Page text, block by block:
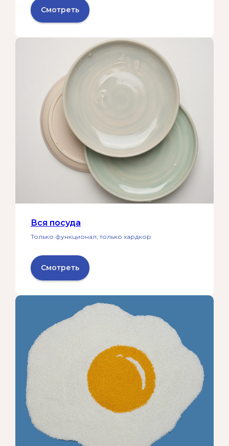
Смотреть
Вся посуда
Только функционал, только хардкор
Смотреть